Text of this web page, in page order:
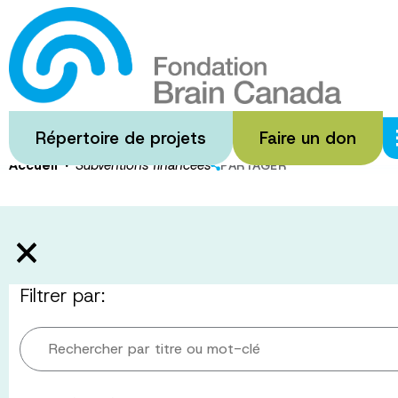
Passer
au
contenu
principal
Répertoire de projets Faire un don
Subventions
Accueil · Subventions financées PARTAGER
Filtrer par:
Rechercher par titre ou mot-clé